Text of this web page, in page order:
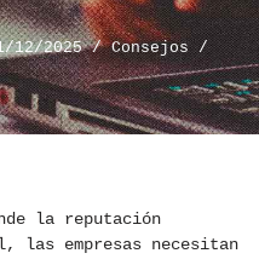
12/2025
Consejos
la reputación
las empresas necesitan